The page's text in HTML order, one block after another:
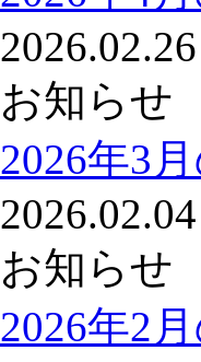
2026.02.26
お知らせ
2026年3
2026.02.04
お知らせ
2026年2